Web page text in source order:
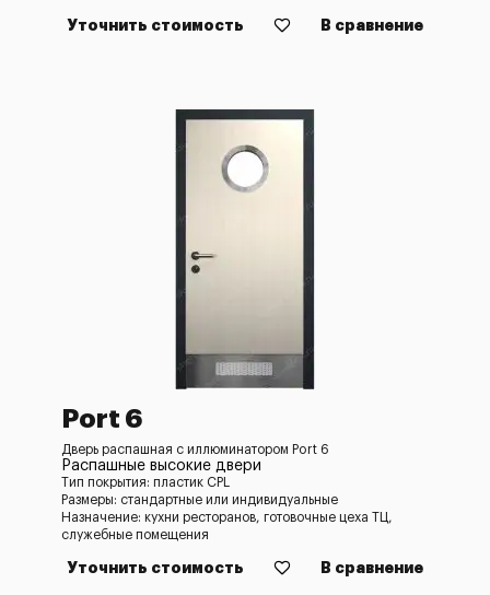
Уточнить стоимость В сравнение
Port 6
Дверь распашная с иллюминатором Port 6
Распашные высокие двери
Тип покрытия: пластик CPL
Размеры: стандартные или индивидуальные
Назначение: кухни ресторанов, готовочные цеха ТЦ,
служебные помещения
Уточнить стоимость В сравнение